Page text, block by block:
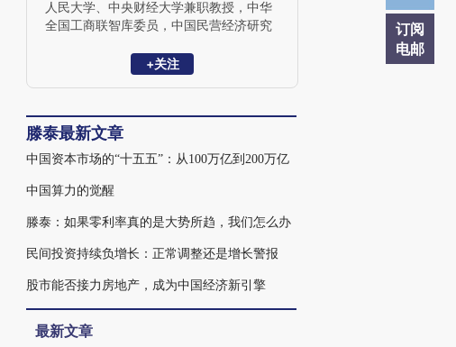
订阅
电邮
人民大学、中央财经大学兼职教授，中华
全国工商联智库委员，中国民营经济研究
长、民生证券副总裁兼首席经济学家。
理论的提出者。
+关注
滕泰最新文章
中国资本市场的“十五五”：从100万亿到200万亿
中国算力的觉醒
滕泰：如果零利率真的是大势所趋，我们怎么办
民间投资持续负增长：正常调整还是增长警报
股市能否接力房地产，成为中国经济新引擎
最新文章